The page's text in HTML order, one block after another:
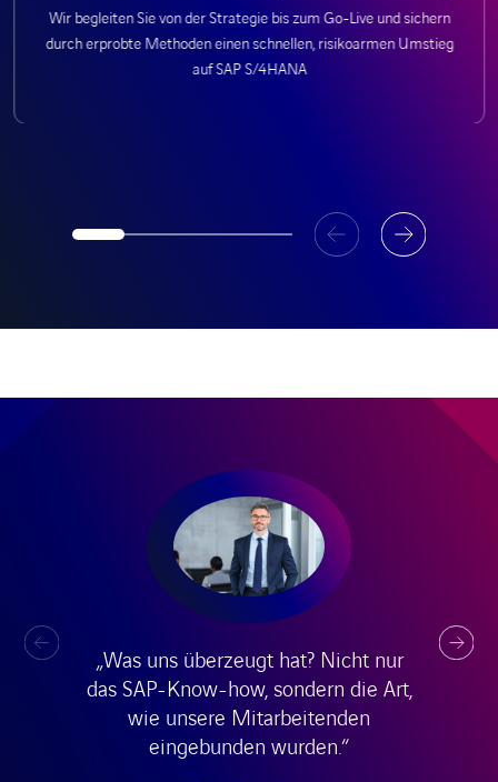
Wir begleiten Sie von der Strategie bis zum Go-Live und sichern
durch erprobte Methoden einen schnellen, risikoarmen Umstieg
auf SAP S/4HANA
„Was uns überzeugt hat? Nicht nur
das SAP-Know-how, sondern die Art,
wie unsere Mitarbeitenden
eingebunden wurden.“